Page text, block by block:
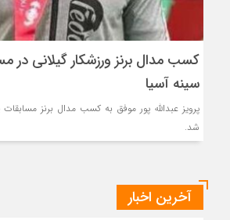
کسب مدال برنز ورزشکار گیلانی در
سینه آسیا
پرویز عبدالله پور موفق به کسب مدال برنز
شد.
آخرین اخبار